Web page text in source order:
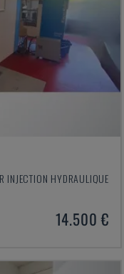
INJECTION HYDRAULIQUE
14.500 €